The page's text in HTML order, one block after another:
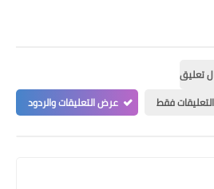
تعليق
فقط
عرض التعليقات والردود